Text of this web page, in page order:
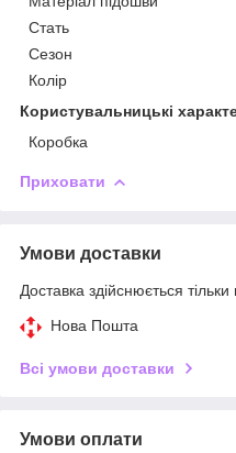
Стать
Сезон
Колір
Користувальницькі
Коробка
Приховати
Умови доставки
Доставка здійснюється
Нова Пошта
Всі умови доставки
Умови оплати